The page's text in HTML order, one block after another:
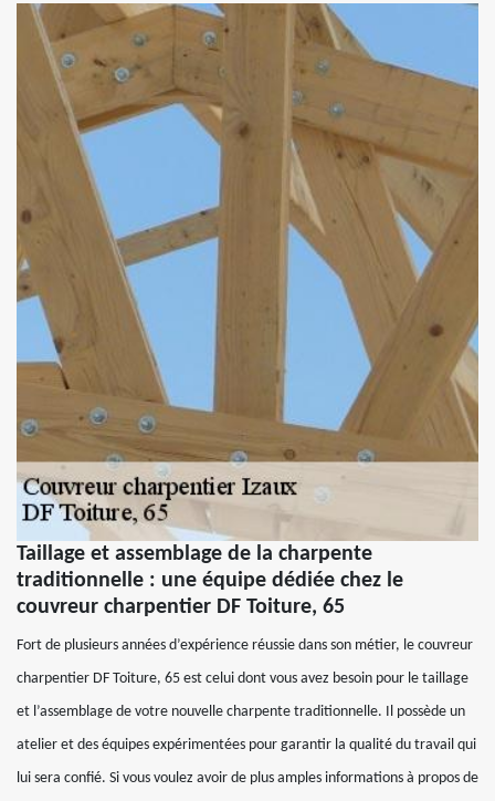
Taillage et assemblage de la charpente
traditionnelle : une équipe dédiée chez le
couvreur charpentier DF Toiture, 65
Fort de plusieurs années d’expérience réussie dans son métier, le couvreur
charpentier DF Toiture, 65 est celui dont vous avez besoin pour le taillage
et l’assemblage de votre nouvelle charpente traditionnelle. Il possède un
atelier et des équipes expérimentées pour garantir la qualité du travail qui
lui sera confié. Si vous voulez avoir de plus amples informations à propos de